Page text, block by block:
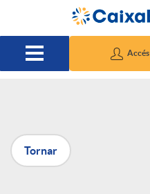
Salta al contingut principal
Accés
P
u
Tornar